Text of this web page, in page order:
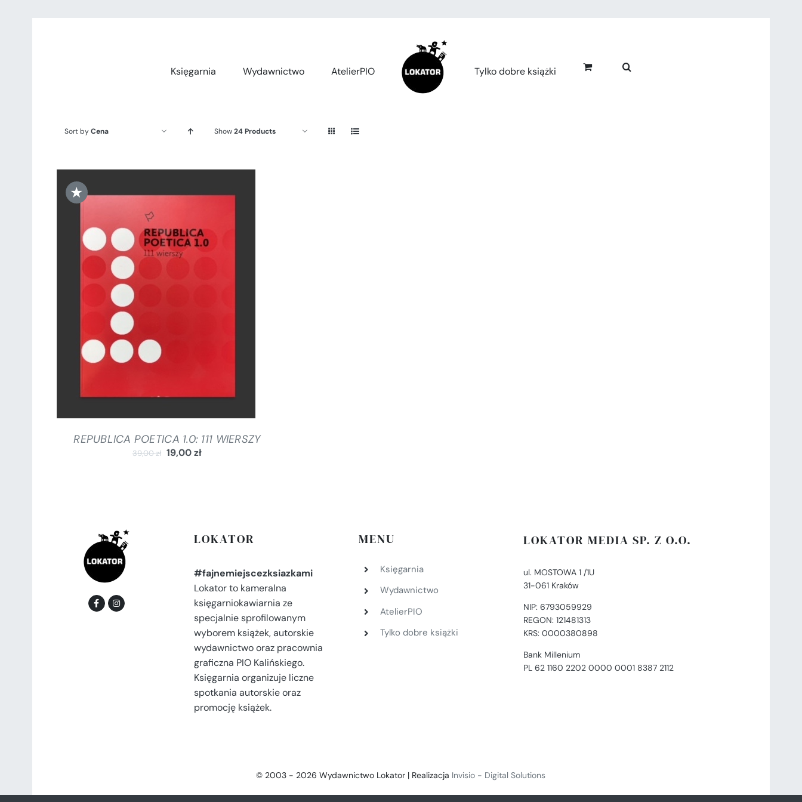
Księgarnia
Wydawnictwo AtelierPIO Tylko dobre książki
Sort byCena Show24 Products
★
DODAJ DO KOSZYKA
REPUBLICA POETICA 1.0: 111 WIERSZY
39,00zł 19,00zł
LOKATOR
#fajnemiejscezksiazkami
Lokator to kameralna
księgarniokawiarnia ze
specjalnie sprofilowanym
wyborem książek, autorskie
wydawnictwo oraz pracownia
graficzna PIO Kalińskiego.
Księgarnia organizuje liczne
spotkania autorskie oraz
promocję książek.
MENU
Księgarnia
Wydawnictwo
AtelierPIO
Tylko dobre książki
LOKATOR MEDIA SP. Z O.O.
ul. MOSTOWA 1 /1U
31-061 Kraków
NIP: 6793059929
REGON: 121481313
KRS: 0000380898
Bank Millenium
PL 62 1160 2202 0000 0001 8387 2112
© 2003 - 2026 Wydawnictwo Lokator | Realizacja Invisio - Digital Solutions